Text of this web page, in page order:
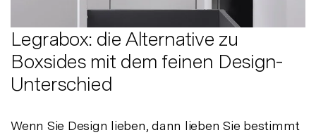
Legrabox: die Alternative zu
Boxsides mit dem feinen Design-
Unterschied
Wenn Sie Design lieben, dann lieben Sie bestimmt